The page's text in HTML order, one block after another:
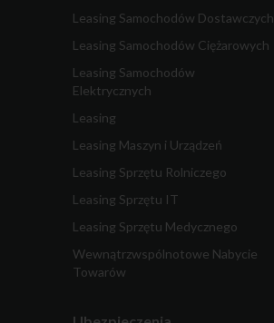
Leasing Samochodów Dostawczych
Leasing Samochodów Ciężarowych
Leasing Samochodów
Elektrycznych
Leasing
Leasing Maszyn i Urządzeń
Leasing Sprzętu Rolniczego
Leasing Sprzętu IT
Leasing Sprzętu Medycznego
Wewnątrzwspólnotowe Nabycie
Towarów